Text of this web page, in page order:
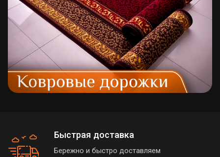
Быстрая доставка
Бережно и быстро доставляем